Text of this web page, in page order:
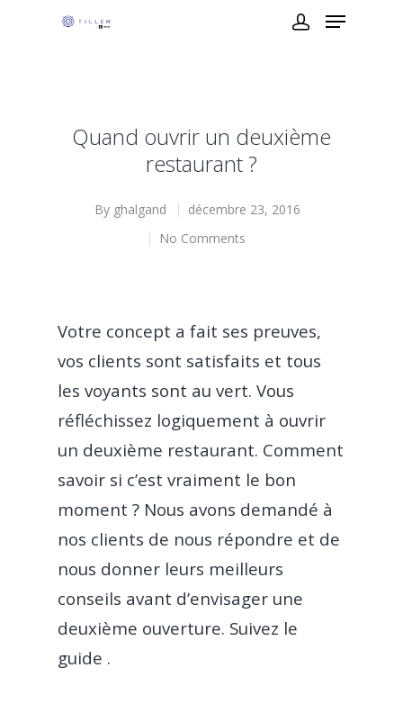
Quand ouvrir un deuxième
restaurant ?
By ghalgand
décembre 23, 2016
No Comments
Votre concept a fait ses preuves,
vos clients sont satisfaits et tous
les voyants sont au vert. Vous
réfléchissez logiquement à ouvrir
un deuxième restaurant. Comment
savoir si c’est vraiment le bon
moment ? Nous avons demandé à
nos clients de nous répondre et de
nous donner leurs meilleurs
conseils avant d’envisager une
deuxième ouverture. Suivez le
guide .